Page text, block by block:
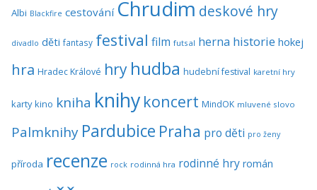
Albi Blackfire cestování Chrudim deskové hry
divadlo děti fantasy festival film futsal herna historie hokej
hra Hradec Králové hry hudba hudební festival karetní hry
karty kino kniha knihy koncert MindOK mluvené slovo
Palmknihy Pardubice Praha pro děti pro ženy
příroda recenze rock rodinná hra rodinné hry román